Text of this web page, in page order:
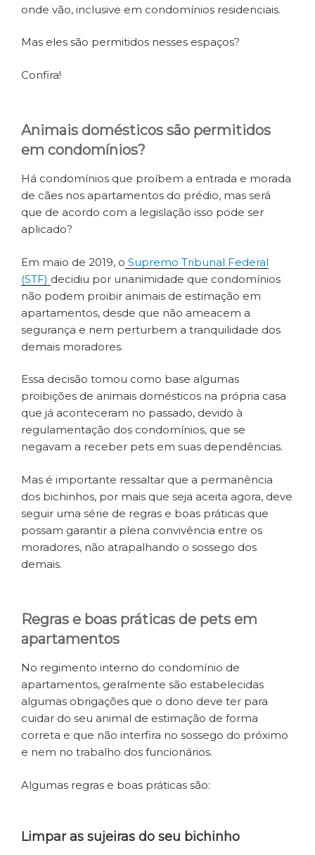
onde vão, inclusive em condomínios residenciais.
Mas eles são permitidos nesses espaços?
Confira!
Animais domésticos são permitidos
em condomínios?
Há condomínios que proíbem a entrada e morada
de cães nos apartamentos do prédio, mas será
que de acordo com a legislação isso pode ser
aplicado?
Em maio de 2019, o Supremo Tribunal Federal
(STF) decidiu por unanimidade que condomínios
não podem proibir animais de estimação em
apartamentos, desde que não ameacem a
segurança e nem perturbem a tranquilidade dos
demais moradores.
Essa decisão tomou como base algumas
proibições de animais domésticos na própria casa
que já aconteceram no passado, devido à
regulamentação dos condomínios, que se
negavam a receber pets em suas dependências.
Mas é importante ressaltar que a permanência
dos bichinhos, por mais que seja aceita agora, deve
seguir uma série de regras e boas práticas que
possam garantir a plena convivência entre os
moradores, não atrapalhando o sossego dos
demais.
Regras e boas práticas de pets em
apartamentos
No regimento interno do condomínio de
apartamentos, geralmente são estabelecidas
algumas obrigações que o dono deve ter para
cuidar do seu animal de estimação de forma
correta e que não interfira no sossego do próximo
e nem no trabalho dos funcionários.
Algumas regras e boas práticas são:
Limpar as sujeiras do seu bichinho